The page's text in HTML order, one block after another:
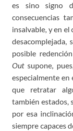
es sino signo
consecuencias
insalvable, y en
desacomplejada,
posible
Outsupone,
especialmente en
que retratar
también estados,
por esa
siempre capaces